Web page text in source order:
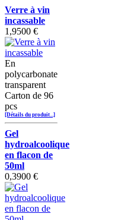
Verre à vin
incassable
1,9500 €
En
polycarbonate
transparent
Carton de 96
pcs
[Détails du produit...]
Gel
hydroalcoolique
en flacon de
50ml
0,3900 €